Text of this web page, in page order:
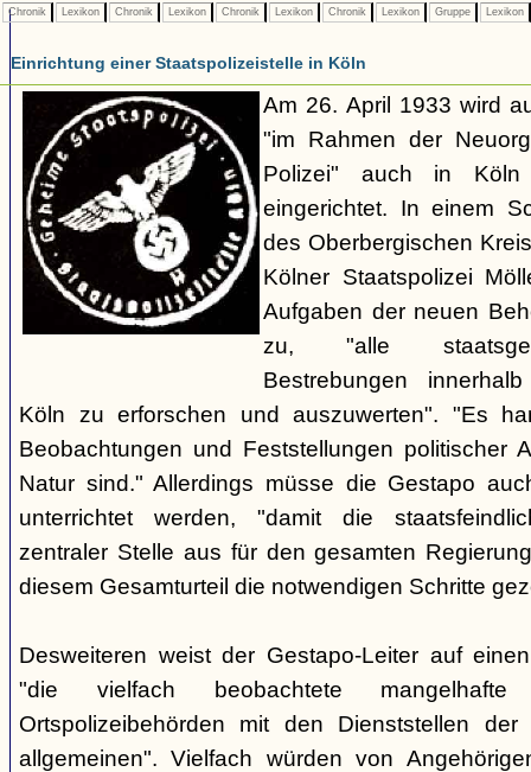
Chronik Lexikon Chronik Lexikon Chronik Lexikon Chronik Lexikon Gruppe Lexikon
Einrichtung einer Staatspolizeistelle in Köln
Am 26. April 1933 wird
"im Rahmen der
Polizei" auch in Köln
eingerichtet. In einem
des Oberbergischen
Kölner Staatspolizei
Aufgaben der neuen
zu, "alle
Bestrebungen
Köln zu erforschen und auszuwerten". "Es
Beobachtungen und Feststellungen politischer
Natur sind." Allerdings müsse die Gestapo
unterrichtet werden, "damit die
zentraler Stelle aus für den gesamten
diesem Gesamturteil die notwendigen Schritte
Desweiteren weist der Gestapo-Leiter auf
"die vielfach beobachtete mangelhafte
Ortspolizeibehörden mit den Dienststellen
allgemeinen". Vielfach würden von